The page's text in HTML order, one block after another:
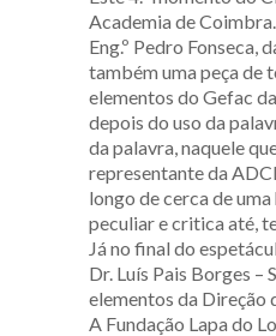
Academia de
Eng.º Pedro Fonseca,
também uma peça de
elementos do Gefac
depois do uso da
da palavra, naquele
representante da
longo de cerca de
peculiar e critica até,
Já no final do
Dr. Luís Pais Borges
elementos da Direção
A Fundação Lapa do